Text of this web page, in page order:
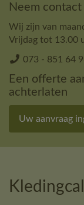
Neem
Wij zijn van
Vrijdag tot 13.00
073 - 851 64
Een offerte
achterlaten
Uw aanvraag